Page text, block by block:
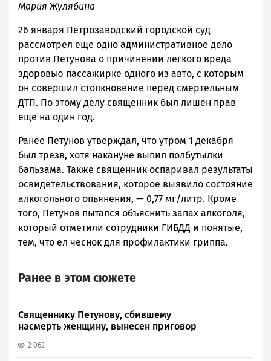
Мария Жулябина
26 января Петрозаводский городской суд
рассмотрел еще одно административное дело
против Петунова о причинении легкого вреда
здоровью пассажирке одного из авто, с которым
он совершил столкновение перед смертельным
ДТП. По этому делу священник был лишен прав
еще на один год.
Ранее Петунов утверждал, что утром 1 декабря
был трезв, хотя накануне выпил полбутылки
бальзама. Также священник оспаривал результаты
освидетельствования, которое выявило состояние
алкогольного опьянения, — 0,77 мг/литр. Кроме
того, Петунов пытался объяснить запах алкоголя,
который отметили сотрудники ГИБДД и понятые,
тем, что ел чеснок для профилактики гриппа.
Ранее в этом сюжете
Священнику Петунову, сбившему
насмерть женщину, вынесен приговор
2 062